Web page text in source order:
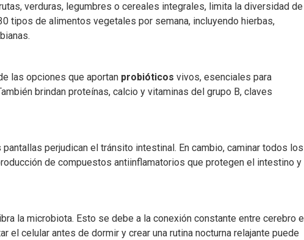
verduras, legumbres o cereales integrales, limita la diversidad de
tipos de alimentos vegetales por semana, incluyendo hierbas,
las opciones que aportan probióticos vivos, esenciales para
brindan proteínas, calcio y vitaminas del grupo B, claves
perjudican el tránsito intestinal. En cambio, caminar todos los
de compuestos antiinflamatorios que protegen el intestino y
la microbiota. Esto se debe a la conexión constante entre cerebro e
el celular antes de dormir y crear una rutina nocturna relajante puede